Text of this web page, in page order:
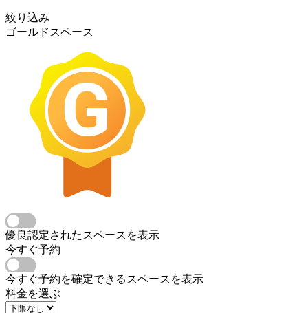
絞り込み
ゴールドスペース
優良認定されたスペースを表示
今すぐ予約
今すぐ予約を確定できるスペースを表示
料金を選ぶ